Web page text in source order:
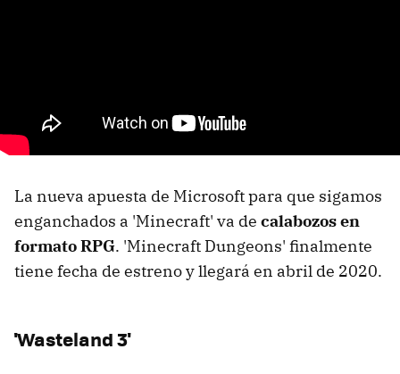
La nueva apuesta de Microsoft para que sigamos
enganchados a 'Minecraft' va de calabozos en
formato RPG. 'Minecraft Dungeons' finalmente
tiene fecha de estreno y llegará en abril de 2020.
'Wasteland 3'